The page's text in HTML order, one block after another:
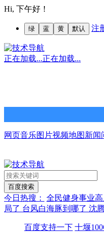
Hi, 下午好！
绿 蓝 黄 默认 注
正在加载...正在加载...
网页音乐图片视频地图新闻
今日热搜： 全民健身事业
局了 台风白海豚到哪了 沈
百度支持一下 十堰